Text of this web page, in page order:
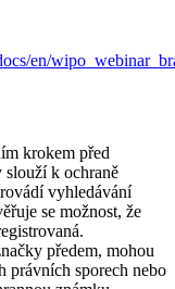
en/
krokem před
slouží k ochraně
vyhledávání
se možnost, že
předem, mohou
právních sporech nebo